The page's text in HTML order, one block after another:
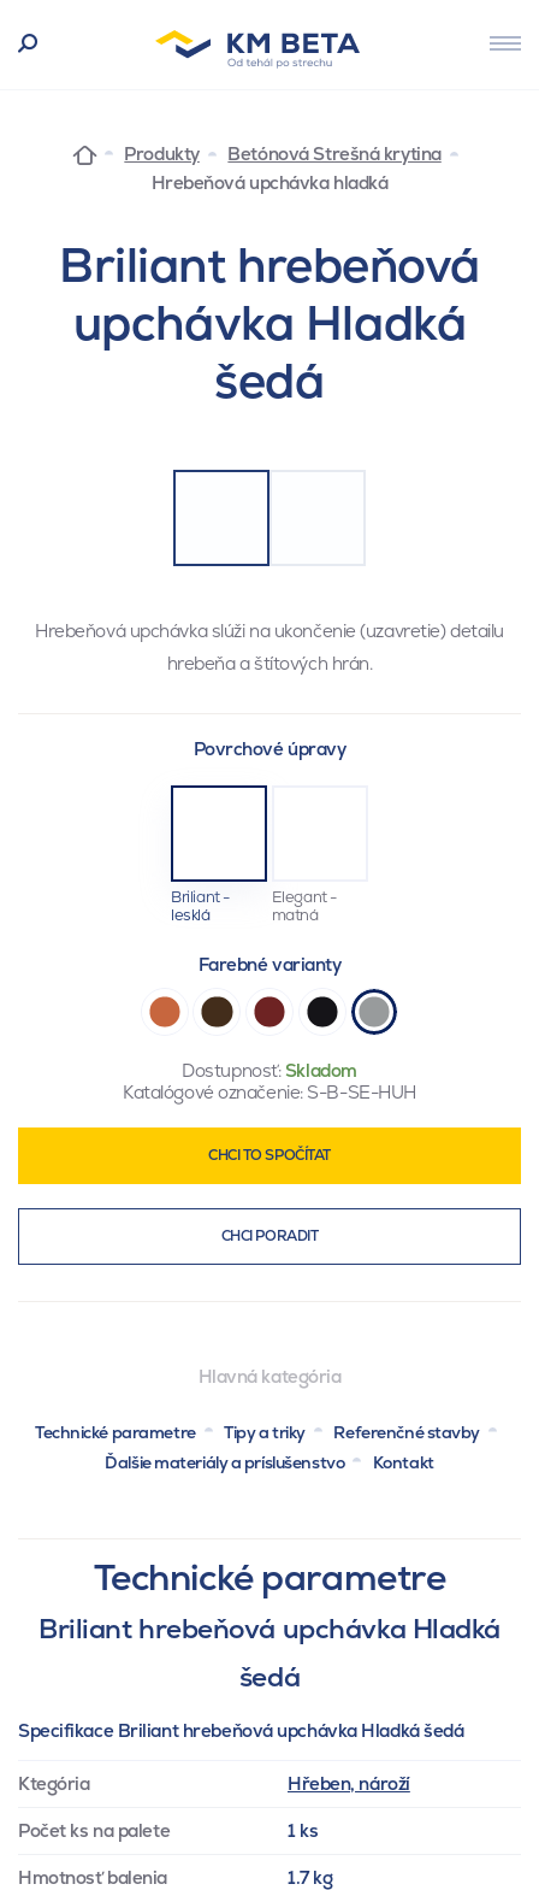
Produkty
Betónová Strešná krytina
Hrebeňová upchávka hladká
Briliant hrebeňová
upchávka Hladká
šedá
Hrebeňová upchávka slúži na ukončenie (uzavretie) detailu
hrebeňa a štítových hrán.
Povrchové úpravy
Briliant -
lesklá
Elegant -
matná
Farebné varianty
Dostupnosť:Skladom
Katalógové označenie: S-B-SE-HUH
CHCI TO SPOČÍTAT
CHCI PORADIT
Hlavná kategória
Technické parametre Tipy a triky
Referenčné stavby
Ďalšie materiály a príslušenstvo
Kontakt
Technické parametre
Briliant hrebeňová upchávka Hladká
šedá
Specifikace Briliant hrebeňová upchávka Hladká šedá
Ktegória Hřeben, nároží
Počet ks na palete 1 ks
Hmotnosť balenia 1.7 kg